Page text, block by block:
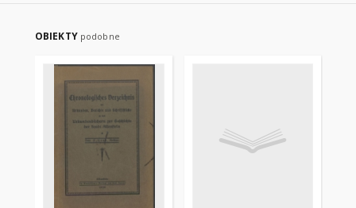
OBIEKTY podobne